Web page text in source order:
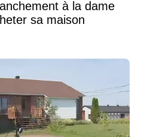
à la dame
sa maison